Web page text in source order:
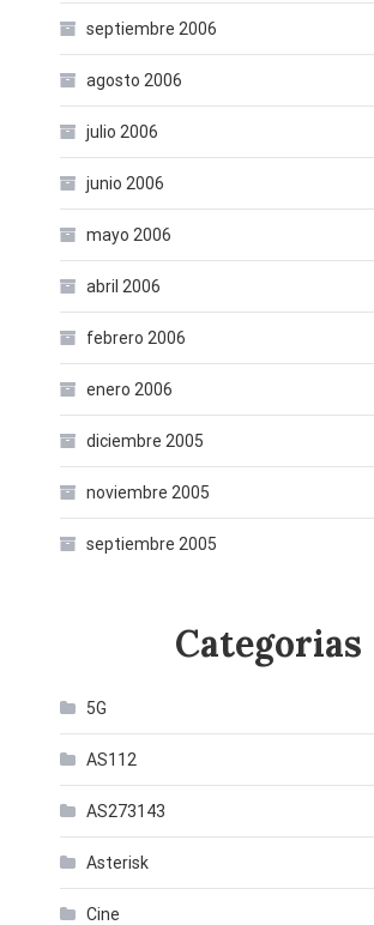
septiembre 2006
agosto 2006
julio 2006
junio 2006
mayo 2006
abril 2006
febrero 2006
enero 2006
diciembre 2005
noviembre 2005
septiembre 2005
Categorias
5G
AS112
AS273143
Asterisk
Cine